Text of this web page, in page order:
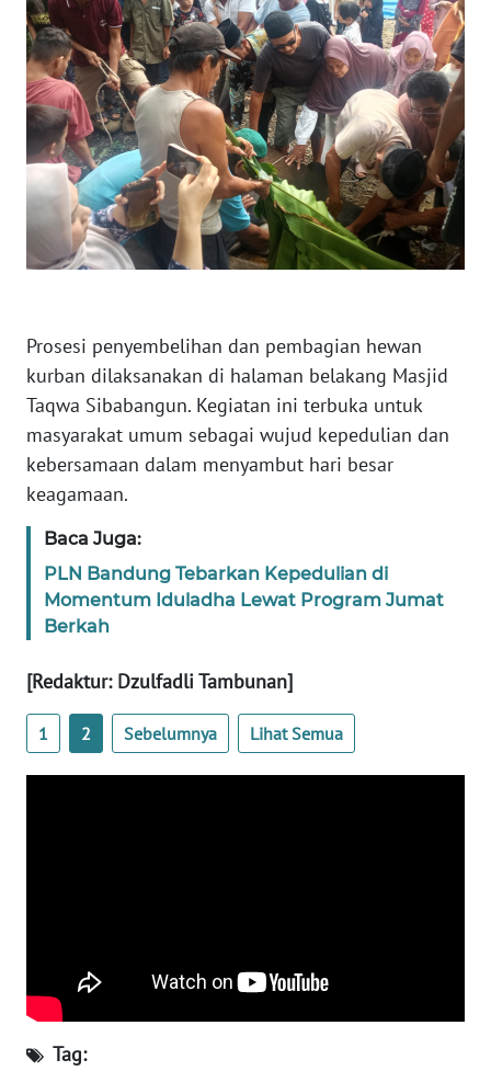
Prosesi penyembelihan dan pembagian hewan
kurban dilaksanakan di halaman belakang Masjid
Taqwa Sibabangun. Kegiatan ini terbuka untuk
masyarakat umum sebagai wujud kepedulian dan
kebersamaan dalam menyambut hari besar
keagamaan.
Baca Juga:
PLN Bandung Tebarkan Kepedulian di
Momentum Iduladha Lewat Program Jumat
Berkah
[Redaktur: Dzulfadli Tambunan]
1 2 Sebelumnya Lihat Semua
Tag:
BARAT
WN
RIAU
WN
SERAMBI
WN
JAMBI
SULTRA
NTB
WN
SULTENG
SULBAR
WN
WN
SUMBAR
LAMPUNG
WN
JATENG